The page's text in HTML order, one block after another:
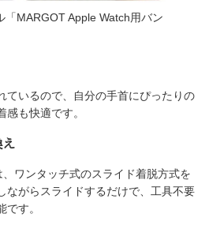
「MARGOT Apple Watch用バン
ているので、自分の手首にぴったりの
も快適です。
ワンタッチ式のスライド着脱方式を
ながらスライドするだけで、工具不要
す。